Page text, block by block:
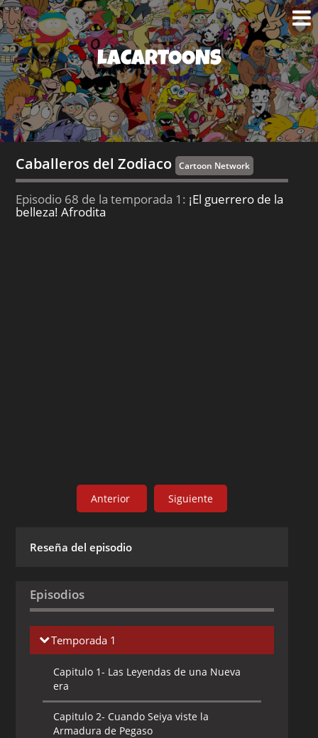
LACARTOONS
Caballeros del Zodiaco Cartoon Network
Episodio 68 de la temporada 1: ¡El guerrero de la
belleza! Afrodita
Anterior Siguiente
Reseña del episodio
Episodios
Temporada 1
Capitulo 1- Las Leyendas de una Nueva
era
Capitulo 2- Cuando Seiya viste la
Armadura de Pegaso